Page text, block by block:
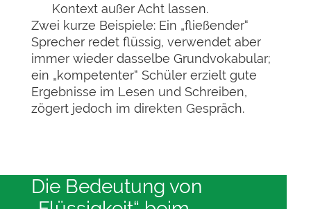
Kontext außer Acht lassen.
Zwei kurze Beispiele: Ein „fließender“
Sprecher redet flüssig, verwendet aber
immer wieder dasselbe Grundvokabular;
ein „kompetenter“ Schüler erzielt gute
Ergebnisse im Lesen und Schreiben,
zögert jedoch im direkten Gespräch.
Die Bedeutung von